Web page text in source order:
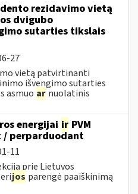
rezidavimo vietą
dvigubo
sutarties tikslais
27
vietą patvirtinanti
išvengimo sutarties
asmuo ar nuolatinis
energijai ir PVM
perparduodant
11
prie Lietuvos
jos parengė paaiškinimą